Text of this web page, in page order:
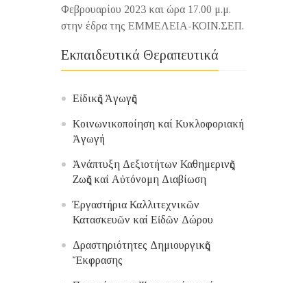
Φεβρουαρίου 2023 και ώρα 17.00 μ.μ.
στην έδρα της ΕΜΜΕΛΕΙΑ-ΚΟΙΝ.ΣΕΠ.
Εκπαιδευτικά Θεραπευτικά
Εἰδικῆς Ἀγωγῆς
Κοινωνικοποίηση καί Κυκλοφοριακή
Ἀγωγή
Ἀνάπτυξη Δεξιοτήτων Καθημερινῆς
Ζωῆς καί Αὐτόνομη Διαβίωση
Έργαστήρια Καλλιτεχνικῶν
Κατασκευῶν καί Εἰδῶν Δώρου
Δραστηριότητες Δημιουργικῆς
Ἔκφρασης